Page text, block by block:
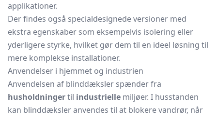
applikationer.
Der findes også specialdesignede versioner med
ekstra egenskaber som eksempelvis isolering eller
yderligere styrke, hvilket gør dem til en ideel løsning til
mere komplekse installationer.
Anvendelser i hjemmet og industrien
Anvendelsen af blinddæksler spænder fra
husholdningertil industrielle miljøer. I husstanden
kan blinddæksler anvendes til at blokere vandrør, når